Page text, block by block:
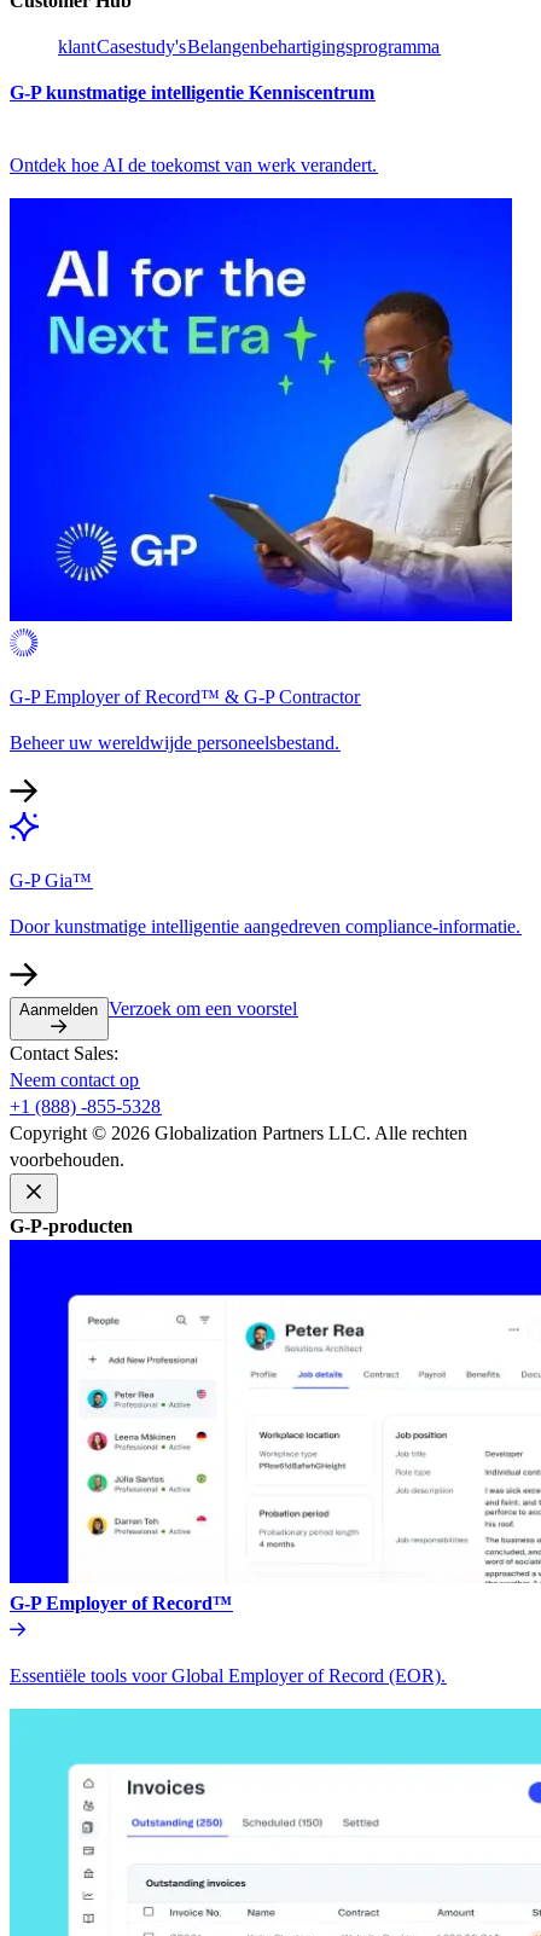
klant​​Casestudy's​​Belangenbehartigingsprogramma​​
G-P kunstmatige intelligentie Kenniscentrum​​
Ontdek hoe AI de toekomst van werk verandert.​​
G-P Employer of Record™ & G-P Contractor​​
Beheer uw wereldwijde personeelsbestand.​​
G-P Gia™​​
Door kunstmatige intelligentie aangedreven compliance-informatie.​​
Aanmelden​​ Verzoek om een voorstel​​
Contact Sales:​​
Neem contact op​​
+1 (888) -855-5328​​
Copyright © 2026 Globalization Partners LLC. Alle rechten
voorbehouden.​​
G-P-producten​​
G-P Employer of Record™​​
Essentiële tools voor Global Employer of Record (EOR).​​